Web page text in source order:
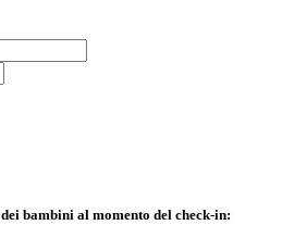
bambini al momento del check-in: